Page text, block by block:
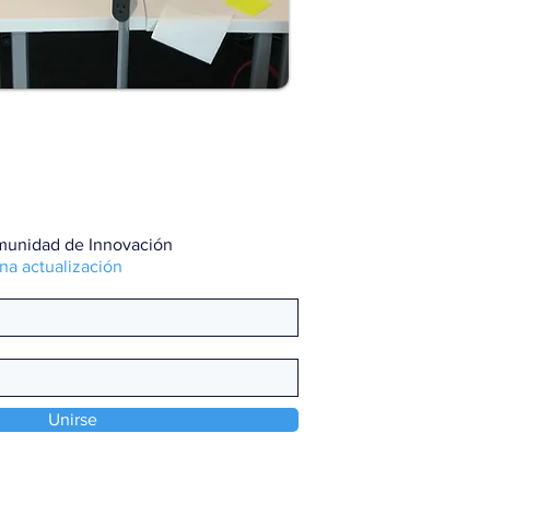
de Innovación
actualización
Unirse